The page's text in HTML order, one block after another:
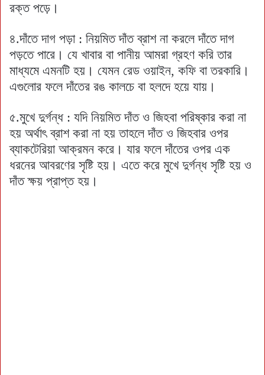
রক্ত পড়ে।
৪.দাঁতে দাগ পড়া : নিয়মিত দাঁত ব্রাশ না করলে দাঁতে দাগ
পড়তে পারে। যে খাবার বা পানীয় আমরা গ্রহণ করি তার
মাধ্যমে এমনটি হয়। যেমন রেড ওয়াইন, কফি বা তরকারি।
এগুলোর ফলে দাঁতের রঙ কালচে বা হলদে হয়ে যায়।
৫.মুখে দুর্গন্ধ : যদি নিয়মিত দাঁত ও জিহবা পরিষ্কার করা না
হয় অর্থাৎ ব্রাশ করা না হয় তাহলে দাঁত ও জিহবার ওপর
ব্যাকটেরিয়া আক্রমন করে। যার ফলে দাঁতের ওপর এক
ধরনের আবরণের সৃষ্টি হয়। এতে করে মুখে দুর্গন্ধ সৃষ্টি হয় ও
দাঁত ক্ষয় প্রাপ্ত হয়।